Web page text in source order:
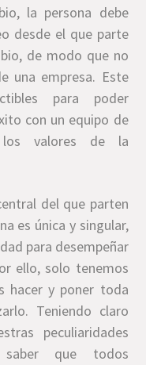
la persona debe
desde el que parte
de modo que no
una empresa. Este
para poder
con un equipo de
los valores de la
del que parten
es única y singular,
para desempeñar
ello, solo tenemos
hacer y poner toda
Teniendo claro
peculiaridades
saber que todos